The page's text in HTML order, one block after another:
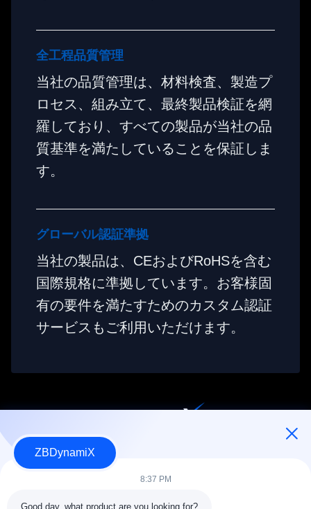
全工程品質管理
当社の品質管理は、材料検査、製造プ
ロセス、組み立て、最終製品検証を網
羅しており、すべての製品が当社の品
質基準を満たしていることを保証しま
す。
グローバル認証準拠
当社の製品は、CEおよびRoHSを含む
国際規格に準拠しています。お客様固
有の要件を満たすためのカスタム認証
サービスもご利用いただけます。
人型ロボット用バッテリーパックおよびアクチュエータの設計・
ZBDynamiX
8:37 PM
Good day, what product are you looking for?